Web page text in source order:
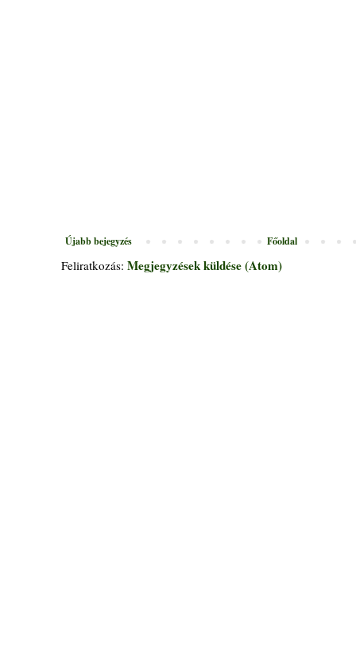
Újabb bejegyzés Főoldal
Feliratkozás: Megjegyzések küldése (Atom)